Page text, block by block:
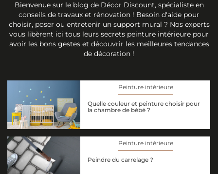
Bienvenue sur le blog de Décor Discount, spécialiste en
conseils de travaux et rénovation ! Besoin d'aide pour
choisir, poser ou entretenir un support mural ? Nos experts
vous libèrent ici tous leurs secrets peinture intérieure pour
avoir les bons gestes et découvrir les meilleures tendances
de décoration !
Peinture intérieure
Quelle couleur et peinture choisir pour
la chambre de bébé ?
Peinture intérieure
Peindre du carrelage ?